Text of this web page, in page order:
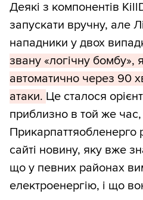
Деякі з компонентів
запускати вручну, але
нападники у двох
звану «логічну бомбу»,
автоматично через 90
атаки. Це сталося
приблизно в той же
Прикарпаттяобленерго
сайті новину, яку вже
що у певних районах
електроенергію, і що